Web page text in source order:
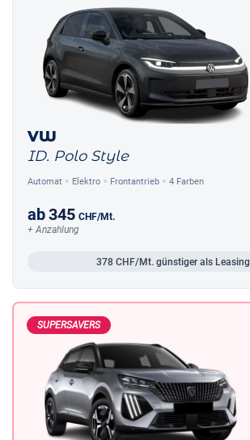
VW
ID. Polo Style
Automat Elektro Frontantrieb 4 Farben
ab345 CHF/Mt.
+ Anzahlung
378 CHF/Mt. günstiger als Leasing
SUPERSAVERS